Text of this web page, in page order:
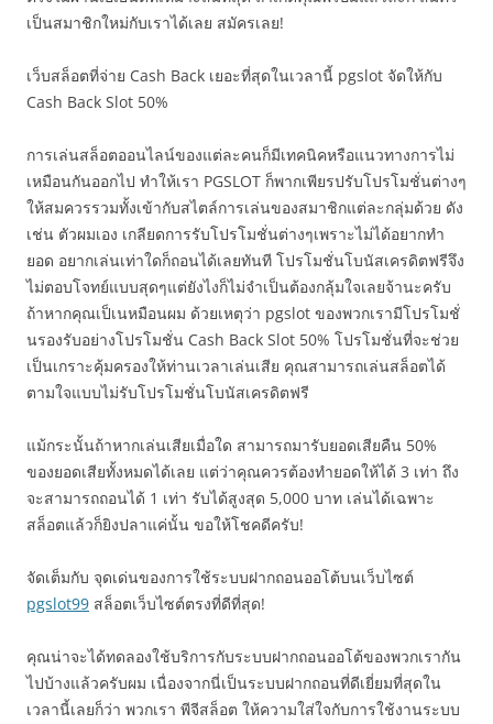
เป็นสมาชิกใหม่กับเราได้เลย สมัครเลย!
เว็บสล็อตที่จ่าย Cash Back เยอะที่สุดในเวลานี้ pgslot จัดให้กับ
Cash Back Slot 50%
การเล่นสล็อตออนไลน์ของแต่ละคนก็มีเทคนิคหรือแนวทางการไม่
เหมือนกันออกไป ทำให้เรา PGSLOT ก็พากเพียรปรับโปรโมชั่นต่างๆ
ให้สมควรรวมทั้งเข้ากับสไตล์การเล่นของสมาชิกแต่ละกลุ่มด้วย ดัง
เช่น ตัวผมเอง เกลียดการรับโปรโมชั่นต่างๆเพราะไม่ได้อยากทำ
ยอด อยากเล่นเท่าใดก็ถอนได้เลยทันที โปรโมชั่นโบนัสเครดิตฟรีจึง
ไม่ตอบโจทย์แบบสุดๆแต่ยังไงก็ไม่จำเป็นต้องกลุ้มใจเลยจ้านะครับ
ถ้าหากคุณเป็เนหมือนผม ด้วยเหตุว่า pgslot ของพวกเรามีโปรโมชั่
นรองรับอย่างโปรโมชั่น Cash Back Slot 50% โปรโมชั่นที่จะช่วย
เป็นเกราะคุ้มครองให้ท่านเวลาเล่นเสีย คุณสามารถเล่นสล็อตได้
ตามใจแบบไม่รับโปรโมชั่นโบนัสเครดิตฟรี
แม้กระนั้นถ้าหากเล่นเสียเมื่อใด สามารถมารับยอดเสียคืน 50%
ของยอดเสียทั้งหมดได้เลย แต่ว่าคุณควรต้องทำยอดให้ได้ 3 เท่า ถึง
จะสามารถถอนได้ 1 เท่า รับได้สูงสุด 5,000 บาท เล่นได้เฉพาะ
สล็อตแล้วก็ยิงปลาแค่นั้น ขอให้โชคดีครับ!
จัดเต็มกับ จุดเด่นของการใช้ระบบฝากถอนออโต้บนเว็บไซต์
pgslot99 สล็อตเว็บไซต์ตรงที่ดีที่สุด!
คุณน่าจะได้ทดลองใช้บริการกับระบบฝากถอนออโต้ของพวกเรากัน
ไปบ้างแล้วครับผม เนื่องจากนี่เป็นระบบฝากถอนที่ดีเยี่ยมที่สุดใน
เวลานี้เลยก็ว่า พวกเรา พีจีสล็อต ให้ความใส่ใจกับการใช้งานระบบ